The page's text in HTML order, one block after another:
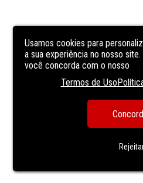
Usamos cookies para
a sua experiência no nosso
você concorda com o nosso
Termos de Uso